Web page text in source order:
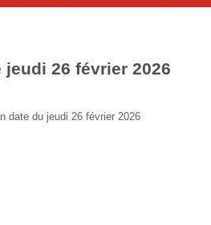
26 février 2026
date du jeudi 26 février 2026